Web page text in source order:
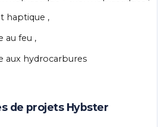
haptique ,
au feu ,
aux hydrocarbures
de projets Hybster